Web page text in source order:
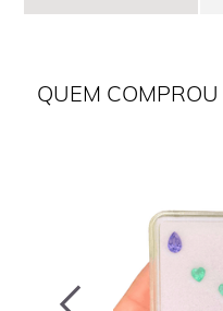
QUEM COMPROU